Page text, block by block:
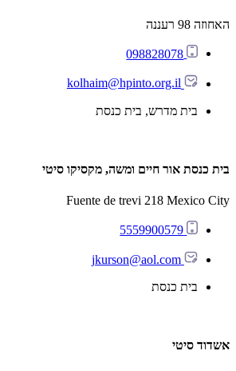
האחוזה 98 רעננה
098828078
kolhaim@hpinto.org.il
בית מדרש, בית כנסת
בית כנסת אור חיים ומשה, מקסיקו סיטי
Fuente de trevi 218 Mexico City
5559900579
jkurson@aol.com
בית כנסת
אשדוד סיטי